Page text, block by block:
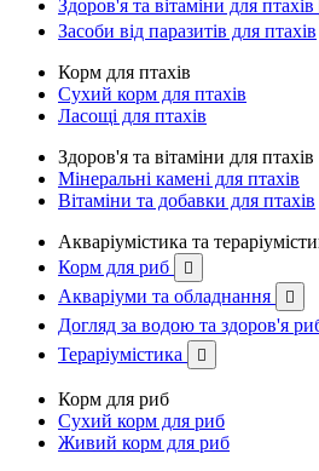
Здоров'я та вітаміни для птахів
Засоби від паразитів для птахів
Корм для птахів
Сухий корм для птахів
Ласощі для птахів
Здоров'я та вітаміни для птахів
Мінеральні камені для птахів
Вітаміни та добавки для птахів
Акваріумістика та
Корм для риб

Акваріуми та обладнання 
Догляд за водою та здоров'я
Тераріумістика 
Корм для риб
Сухий корм для риб
Живий корм для риб